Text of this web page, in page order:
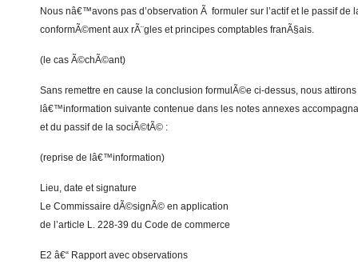
Nous nâ€™avons pas d’observation Ã formuler sur l’actif et le passif
conformÃ©ment aux rÃ¨gles et principes comptables franÃ§ais.
(le cas Ã©chÃ©ant)
Sans remettre en cause la conclusion formulÃ©e ci-dessus, nous
lâ€™information suivante contenue dans les notes annexes
et du passif de la sociÃ©tÃ© :
(reprise de lâ€™information)
Lieu, date et signature
Le Commissaire dÃ©signÃ© en application
de l’article L. 228-39 du Code de commerce
E2 â€“ Rapport avec observations